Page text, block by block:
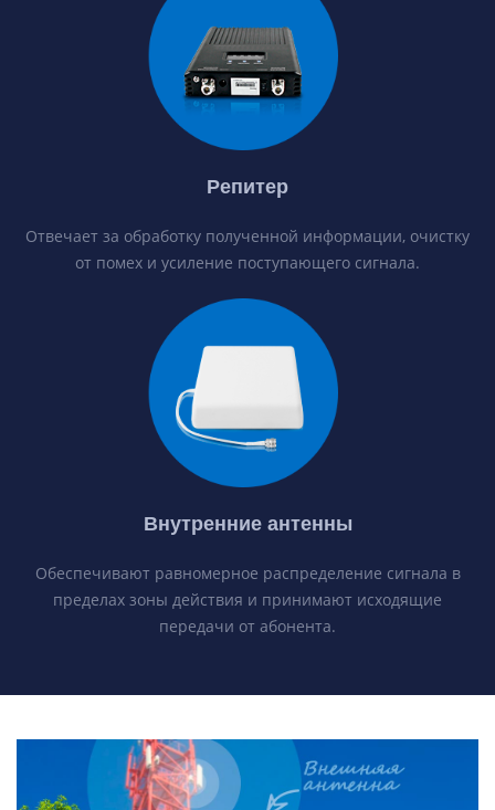
Репитер
Отвечает за обработку полученной информации, очистку
от помех и усиление поступающего сигнала.
Внутренние антенны
Обеспечивают равномерное распределение сигнала в
пределах зоны действия и принимают исходящие
передачи от абонента.